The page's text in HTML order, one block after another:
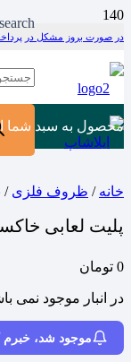
در صورت بروز مشکل در پرداخت با
محصول به سبد شما
خانه / ظروف فلزی /
پلیت لعابی
0 تومان
در انبار موجود نمی
موجود شد،